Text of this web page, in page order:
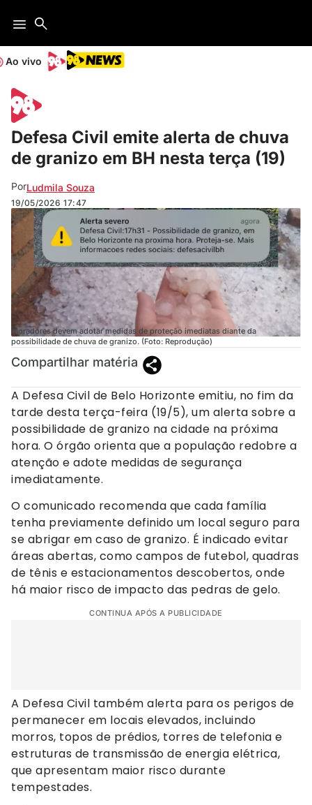
Ao vivo
Defesa Civil emite alerta de chuva
de granizo em BH nesta terça (19)
PorLudmila Souza
19/05/2026 17:47
Moradores devem adotar medidas de proteção imediatas diante da
possibilidade de chuva de granizo. (Foto: Reprodução)
Compartilhar matéria
A Defesa Civil de Belo Horizonte emitiu, no fim da
tarde desta terça-feira (19/5), um alerta sobre a
possibilidade de granizo na cidade na próxima
hora. O órgão orienta que a população redobre a
atenção e adote medidas de segurança
imediatamente.
O comunicado recomenda que cada família
tenha previamente definido um local seguro para
se abrigar em caso de granizo. É indicado evitar
áreas abertas, como campos de futebol, quadras
de tênis e estacionamentos descobertos, onde
há maior risco de impacto das pedras de gelo.
CONTINUA APÓS A PUBLICIDADE
A Defesa Civil também alerta para os perigos de
permanecer em locais elevados, incluindo
morros, topos de prédios, torres de telefonia e
estruturas de transmissão de energia elétrica,
que apresentam maior risco durante
tempestades.